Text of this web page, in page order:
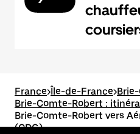
France>Île-de-France>
Brie-Comte-Robert :
Brie-Comte-Robert vers
(CDG)